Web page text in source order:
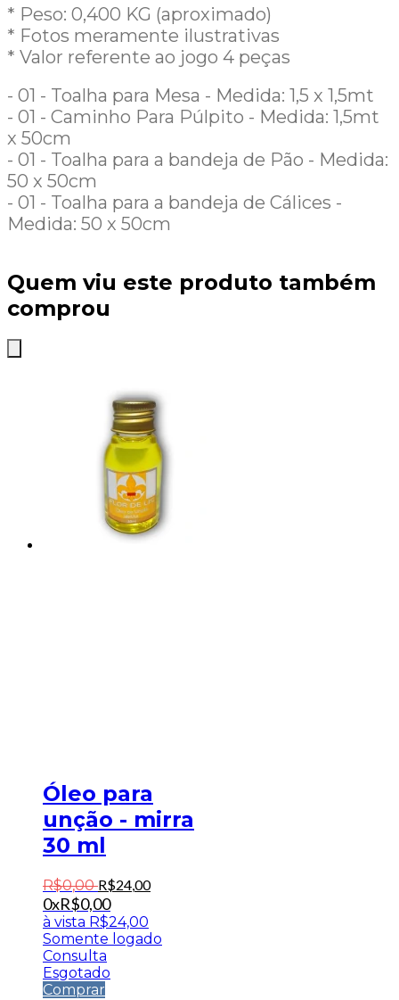
* Peso: 0,400 KG (aproximado)
* Fotos meramente ilustrativas
* Valor referente ao jogo 4 peças
- 01 - Toalha para Mesa - Medida: 1,5 x 1,5mt
- 01 - Caminho Para Púlpito - Medida: 1,5mt
x 50cm
- 01 - Toalha para a bandeja de Pão - Medida:
50 x 50cm
- 01 - Toalha para a bandeja de Cálices -
Medida: 50 x 50cm
Quem viu este produto também
comprou
Óleo para
unção - mirra
30 ml
R$0,00 R$24,00
0xR$0,00
à vista R$24,00
Somente logado
Consulta
Esgotado
Comprar